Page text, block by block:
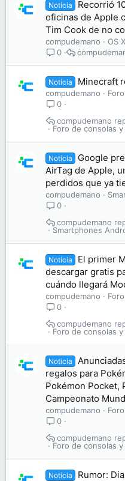
Noticia
Recorrió
oficinas de Apple
Tim Cook de no
compudemano
OS X
0
Noticia Minecraft
compudemano
0
Foro de consolas
compudemano
Noticia
Google
AirTag de Apple,
perdidos que ya
compudemano
0
Smartphones
compudemano
Noticia
El primer
descargar gratis
cuándo llegará
compudemano
0
Foro de consolas
compudemano
Noticia
regalos para
Pokémon Pocket,
Campeonato
compudemano
0
Foro de consolas
compudemano
Noticia
Rumor: